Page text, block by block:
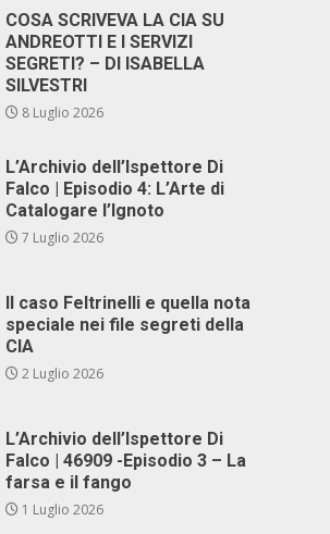
COSA SCRIVEVA LA CIA SU
ANDREOTTI E I SERVIZI
SEGRETI? – DI ISABELLA
SILVESTRI
8 Luglio 2026
L’Archivio dell’Ispettore Di
Falco | Episodio 4: L’Arte di
Catalogare l’Ignoto
7 Luglio 2026
Il caso Feltrinelli e quella nota
speciale nei file segreti della
CIA
2 Luglio 2026
L’Archivio dell’Ispettore Di
Falco | 46909 -Episodio 3 – La
farsa e il fango
1 Luglio 2026